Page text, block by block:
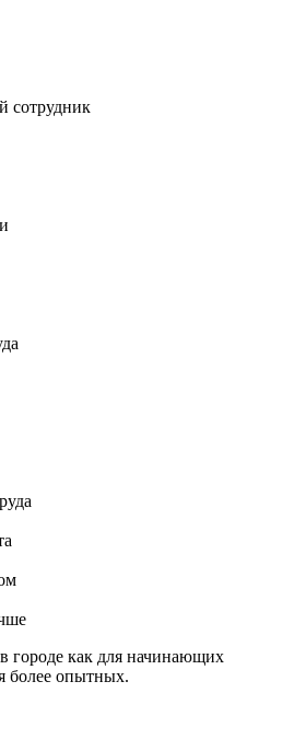
сотрудник
городе как для начинающих
более опытных.